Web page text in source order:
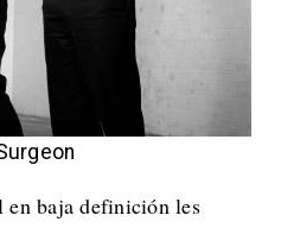
en baja definición les